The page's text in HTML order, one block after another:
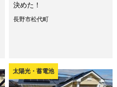
決めた！
長野市松代町
太陽光・蓄電池